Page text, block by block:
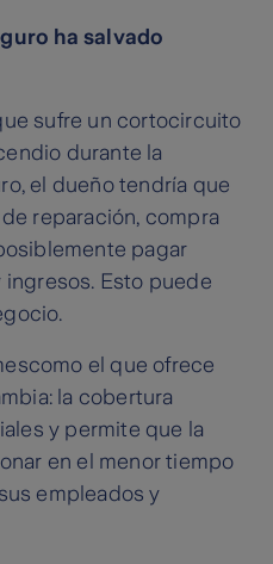
ha salvado
sufre un cortocircuito
durante la
el dueño tendría que
reparación, compra
pagar
Esto puede
el que ofrece
la cobertura
y permite que la
en el menor tiempo
empleados y